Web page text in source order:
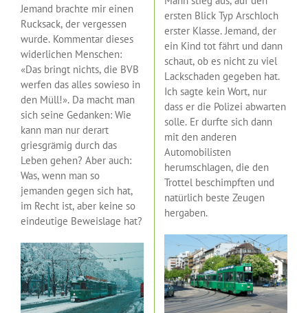
Jemand brachte mir einen
Rucksack, der vergessen
wurde. Kommentar dieses
widerlichen Menschen:
«Das bringt nichts, die BVB
werfen das alles sowieso in
den Müll!». Da macht man
sich seine Gedanken: Wie
kann man nur derart
griesgrämig durch das
Leben gehen? Aber auch:
Was, wenn man so
jemanden gegen sich hat,
im Recht ist, aber keine so
eindeutige Beweislage hat?
ersten Blick Typ Arschloch
erster Klasse. Jemand, der
ein Kind tot fährt und dann
schaut, ob es nicht zu viel
Lackschaden gegeben hat.
Ich sagte kein Wort, nur
dass er die Polizei abwarten
solle. Er durfte sich dann
mit den anderen
Automobilisten
herumschlagen, die den
Trottel beschimpften und
natürlich beste Zeugen
hergaben.